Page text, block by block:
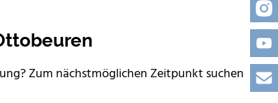
Zum nächstmöglichen Zeitpunkt suchen